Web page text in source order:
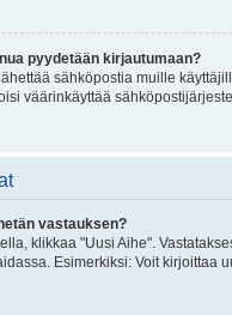
pyydetään kirjautumaan?
sähköpostia muille
väärinkäyttää
vastauksen?
klikkaa "Uusi Aihe".
Esimerkiksi: Voit kirjoittaa